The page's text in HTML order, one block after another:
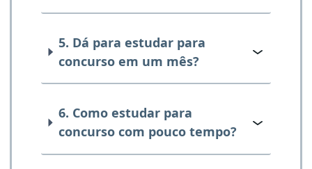
5. Dá para estudar para
concurso em um mês?
6. Como estudar para
concurso com pouco tempo?